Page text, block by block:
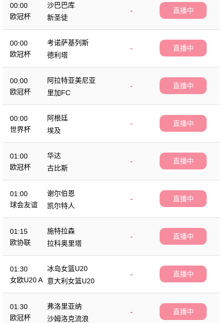
00:00
欧冠杯
沙巴巴库
-
新圣徒
直播中
00:00
欧冠杯
考诺萨基列斯
-
德利塔
直播中
00:00
欧冠杯
阿拉特亚美尼亚
-
里加FC
直播中
00:00
世界杯
阿根廷
-
埃及
直播中
01:00
欧冠杯
华达
-
古比斯
直播中
01:00
球会友谊
谢尔伯恩
-
凯尔特人
直播中
01:15
欧协联
施特拉森
-
拉科奥里塔
直播中
01:30
女欧U20 A
冰岛女篮U20
-
意大利女篮U20
直播中
01:30
欧冠杯
弗洛里亚纳
-
沙姆洛克流浪
直播中